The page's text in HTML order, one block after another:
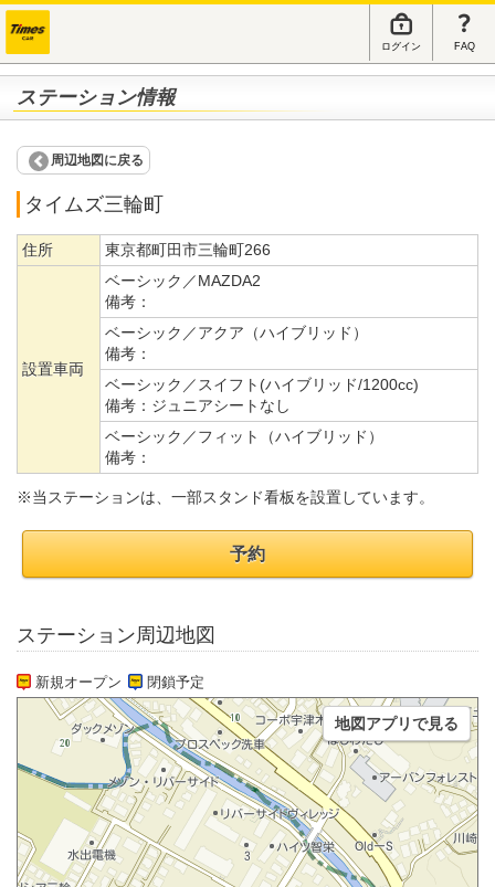
ログイン FAQ
ステーション情報
周辺地図に戻る
タイムズ三輪町
住所 東京都町田市三輪町266
設置車両
ベーシック／MAZDA2
備考：
ベーシック／アクア（ハイブリッド）
備考：
ベーシック／スイフト(ハイブリッド/1200cc)
備考： ジュニアシートなし
ベーシック／フィット（ハイブリッド）
備考：
※当ステーションは、一部スタンド看板を設置しています。
予約
ステーション周辺地図
新規オープン 閉鎖予定
地図アプリで見る